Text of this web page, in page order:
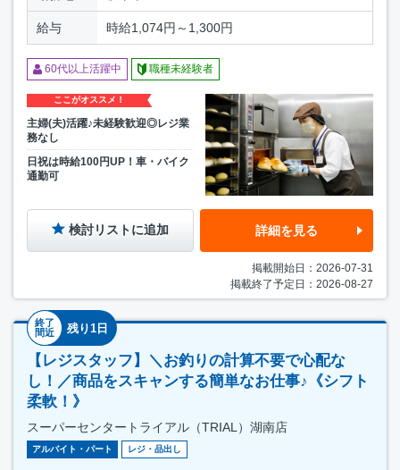
給与 時給1,074円～1,300円
60代以上活躍中 職種未経験者
ここがオススメ！
主婦(夫)活躍♪未経験歓迎◎レジ業
務なし
日祝は時給100円UP！車・バイク
通勤可
検討リストに追加 詳細を見る
掲載開始日：2026-07-31
掲載終了予定日：2026-08-27
終了
間近
残り1日
【レジスタッフ】＼お釣りの計算不要で心配な
し！／商品をスキャンする簡単なお仕事♪《シフト
柔軟！》
スーパーセンタートライアル（TRIAL）湖南店
アルバイト・パート レジ・品出し